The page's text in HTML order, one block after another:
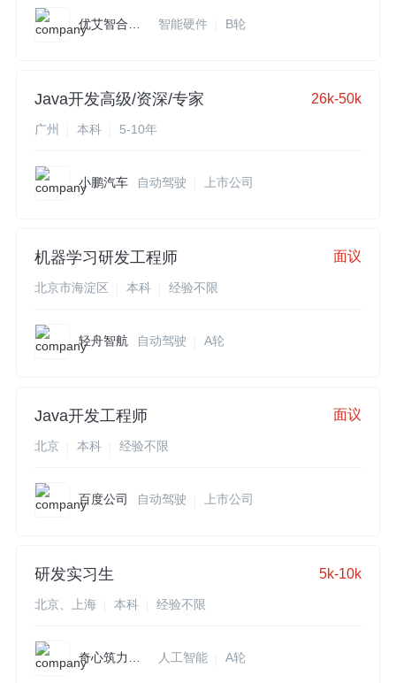
智能硬件 B轮
Java开发高级/资深/专家 26k-50k
广州 本科 5-10年
小鹏汽车 自动驾驶 上市公司
机器学习研发工程师 面议
北京市海淀区 本科 经验不限
轻舟智航 自动驾驶 A轮
Java开发工程师 面议
北京 本科 经验不限
百度公司 自动驾驶 上市公司
研发实习生 5k-10k
北京、上海 本科 经验不限
人工智能 A轮